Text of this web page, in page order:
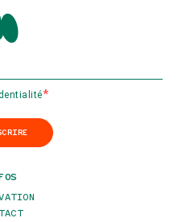
NEWSLETTER